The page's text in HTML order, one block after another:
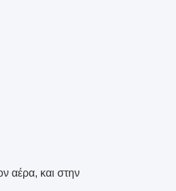
αέρα, και στην